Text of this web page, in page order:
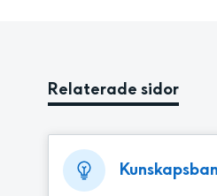
Relaterade sidor